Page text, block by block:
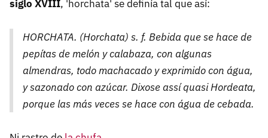
siglo XVIII, 'horchata' se definía tal que así:
HORCHATA. (Horchata) s. f. Bebida que se hace de
pepítas de melón y calabaza, con algunas
almendras, todo machacado y exprimido con água,
y sazonado con azúcar. Dixose assí quasi Hordeata,
porque las más veces se hace con água de cebada.